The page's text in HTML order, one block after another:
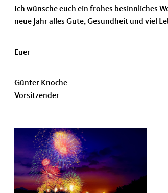
Ich wünsche euch ein frohes besinnliches
neue Jahr alles Gute, Gesundheit und viel
Euer
Günter Knoche
Vorsitzender